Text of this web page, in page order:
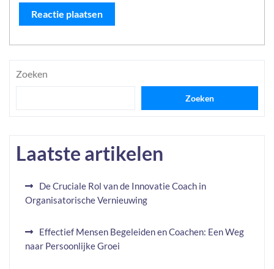
Zoeken
Zoeken
Laatste artikelen
De Cruciale Rol van de Innovatie Coach in
Organisatorische Vernieuwing
Effectief Mensen Begeleiden en Coachen: Een Weg
naar Persoonlijke Groei